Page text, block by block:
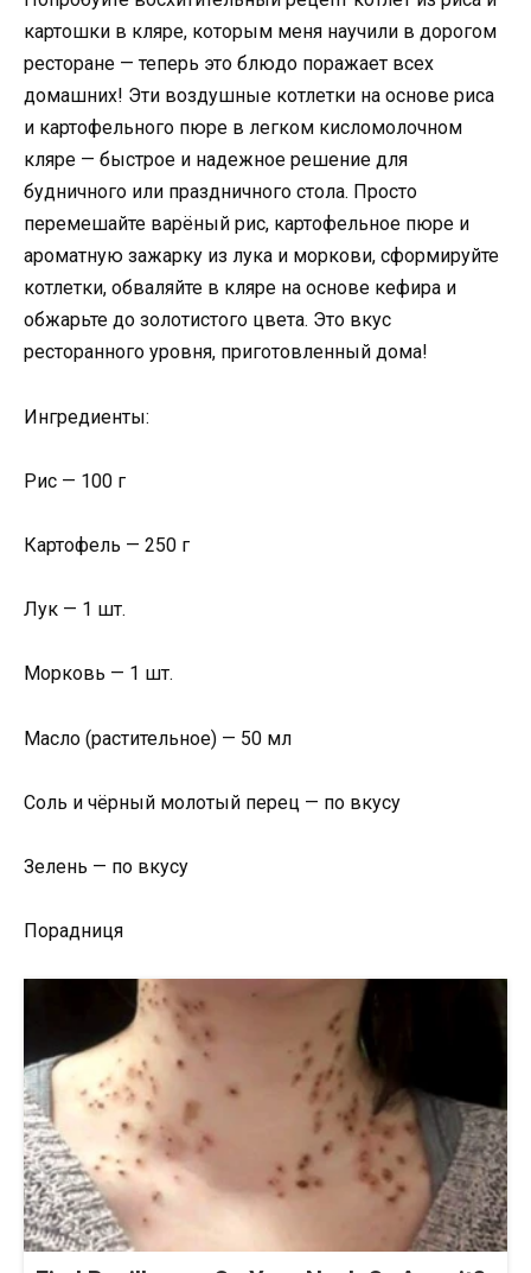
картошки в кляре, которым меня научили в дорогом
ресторане — теперь это блюдо поражает всех
домашних! Эти воздушные котлетки на основе риса
и картофельного пюре в легком кисломолочном
кляре — быстрое и надежное решение для
будничного или праздничного стола. Просто
перемешайте варёный рис, картофельное пюре и
ароматную зажарку из лука и моркови, сформируйте
котлетки, обваляйте в кляре на основе кефира и
обжарьте до золотистого цвета. Это вкус
ресторанного уровня, приготовленный дома!
Ингредиенты:
Рис — 100 г
Картофель — 250 г
Лук — 1 шт.
Морковь — 1 шт.
Масло (растительное) — 50 мл
Соль и чёрный молотый перец — по вкусу
Зелень — по вкусу
Порадниця